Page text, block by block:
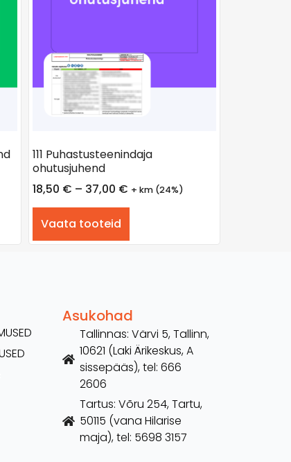
111 Puhastusteenindaja
ohutusjuhend
18,50 € – 37,00 € + km (24%)
Vaata tooteid
Asukohad
Tallinnas: Värvi 5, Tallinn,
10621 (Laki Ärikeskus, A
sissepääs), tel: 666
2606
Tartus: Võru 254, Tartu,
50115 (vana Hilarise
maja), tel: 5698 3157